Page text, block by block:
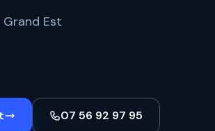
Est
07 56 92 97 95